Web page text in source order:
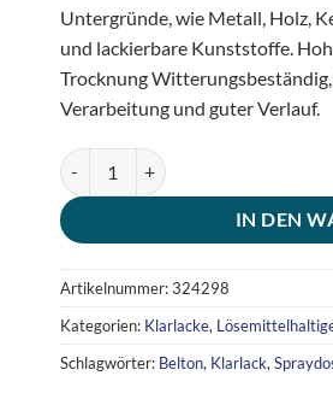
Untergründe, wie Metall, Holz,
und lackierbare Kunststoffe.
Trocknung
Verarbeitung und guter Verlauf.
Belton Klarlack Spraydose matt
IN DEN
Artikelnummer:324298
Kategorien: Klarlacke,
Schlagwörter: Belton, Klarlack,